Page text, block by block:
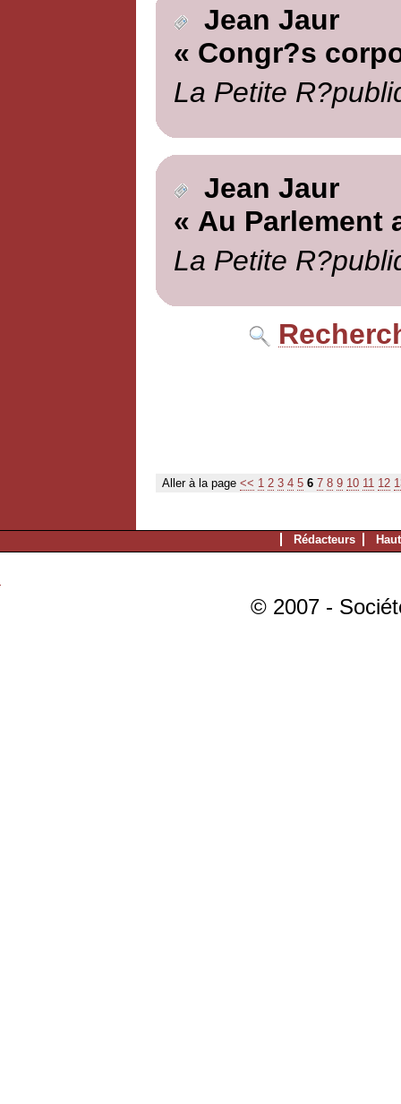
Jean Jaur
« Congr?s
La Petite
Jean Jaur
« Au Parlement
La Petite
Aller à la page << 1 2 3 4 5 6 7 8 9 10 11 12
Rédacteurs
© 2007 -